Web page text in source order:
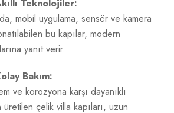
Teknolojiler:
mobil uygulama, sensör ve kamera
bu kapılar, modern
yanıt verir.
Bakım:
ve korozyona karşı dayanıklı
çelik villa kapıları, uzun